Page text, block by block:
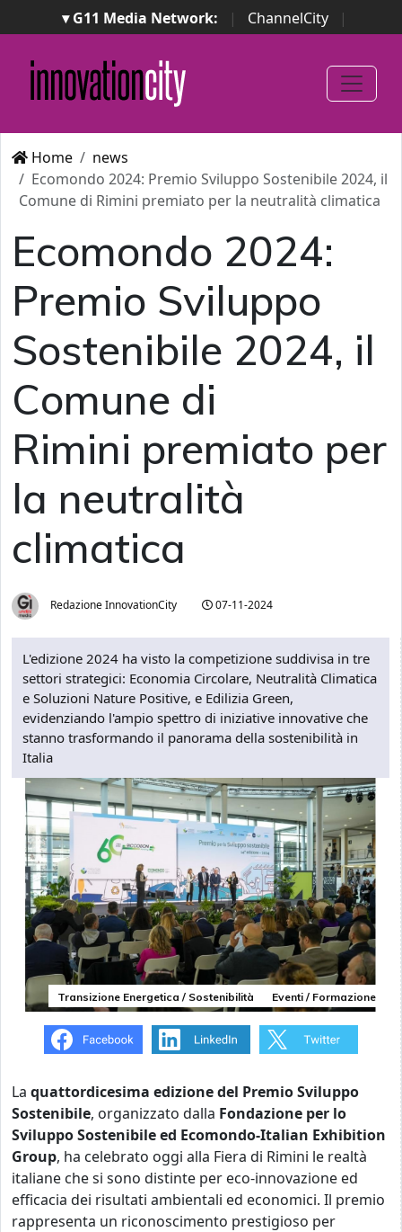
▾ G11 Media Network: | ChannelCity
|
ImpresaCity | SecurityOpenLab | Italian Channel
Awards
Italian Project Awards
Italian Security
Awards
Home
news
Ecomondo 2024: Premio Sviluppo Sostenibile 2024, il
Comune di Rimini premiato per la neutralità climatica
Ecomondo 2024:
Premio Sviluppo
Sostenibile 2024, il
Comune di
Rimini premiato per
la neutralità
climatica
Redazione InnovationCity 07-11-2024
L'edizione 2024 ha visto la competizione suddivisa in tre
settori strategici: Economia Circolare, Neutralità Climatica
e Soluzioni Nature Positive, e Edilizia Green,
evidenziando l'ampio spettro di iniziative innovative che
stanno trasformando il panorama della sostenibilità in
Italia
Transizione Energetica / Sostenibilità Eventi / Formazione
La quattordicesima edizione del Premio Sviluppo
Sostenibile, organizzato dalla Fondazione per lo
Sviluppo Sostenibile ed Ecomondo-Italian Exhibition
Group, ha celebrato oggi alla Fiera di Rimini le realtà
italiane che si sono distinte per eco-innovazione ed
efficacia dei risultati ambientali ed economici. Il premio
rappresenta un riconoscimento prestigioso per